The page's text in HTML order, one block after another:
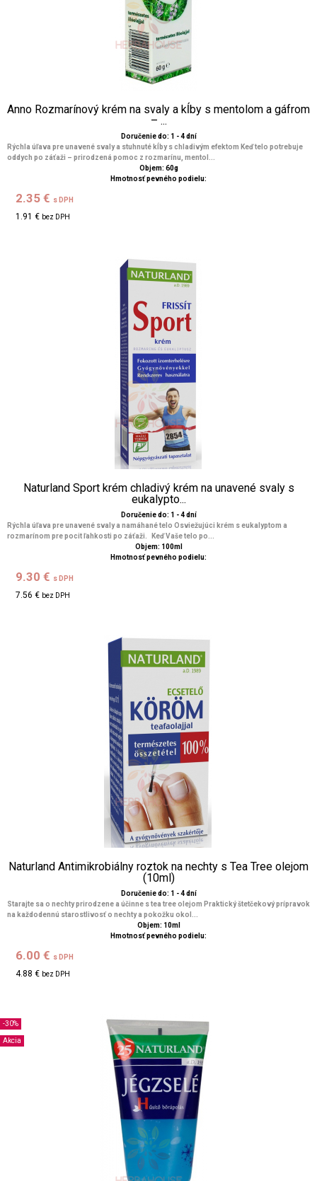
Anno Rozmarínový krém na svaly a kĺby s mentolom a gáfrom
– ...
Doručenie do: 1 - 4 dní
Rýchla úľava pre unavené svaly a stuhnuté kĺby s chladivým efektom Keď telo potrebuje
oddych po záťaži – prirodzená pomoc z rozmarínu, mentol...
Objem: 60g
Hmotnosť pevného podielu:
2.35 € s DPH
1.91 € bez DPH
Naturland Sport krém chladivý krém na unavené svaly s
eukalypto...
Doručenie do: 1 - 4 dní
Rýchla úľava pre unavené svaly a namáhané telo Osviežujúci krém s eukalyptom a
rozmarínom pre pocit ľahkosti po záťaži. Keď Vaše telo po...
Objem: 100ml
Hmotnosť pevného podielu:
9.30 € s DPH
7.56 € bez DPH
Naturland Antimikrobiálny roztok na nechty s Tea Tree olejom
(10ml)
Doručenie do: 1 - 4 dní
Starajte sa o nechty prirodzene a účinne s tea tree olejom Praktický štetčekový prípravok
na každodennú starostlivosť o nechty a pokožku okol...
Objem: 10ml
Hmotnosť pevného podielu:
6.00 € s DPH
4.88 € bez DPH
-30%
Akcia